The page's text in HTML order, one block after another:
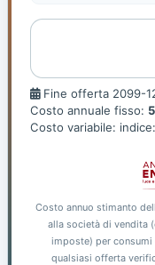
Fine
offerta
Fine offerta 2099-
Costo annuale fisso:
Costo variabile: indice:
Costo annuo stimanto
alla società di vendita
imposte) per consumi
qualsiasi offerta